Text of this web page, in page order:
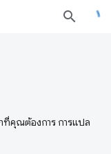
ที่คุณต้องการ การแปล